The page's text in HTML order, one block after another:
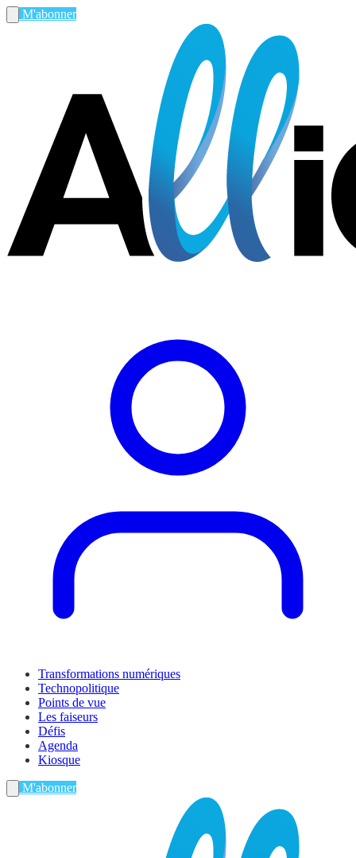
M'abonner
Transformations numériques
Technopolitique
Points de vue
Les faiseurs
Défis
Agenda
Kiosque
M'abonner